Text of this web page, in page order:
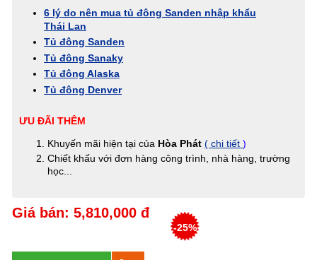
6 lý do nên mua tủ đông Sanden nhập khẩu
Thái Lan
Tủ đông Sanden
Tủ đông Sanaky
Tủ đông Alaska
Tủ đông Denver
ƯU ĐÃI THÊM
Khuyến mãi hiện tại của Hòa Phát ( chi tiết )
Chiết khấu với đơn hàng công trình, nhà hàng, trường
học...
Giá bán: 5,810,000 đ
-25%